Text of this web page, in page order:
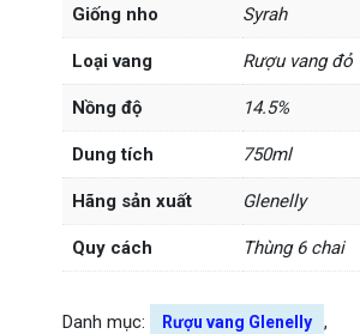
Giống nho Syrah
Loại vang Rượu vang đỏ
Nồng độ 14.5%
Dung tích 750ml
Hãng sản xuất Glenelly
Quy cách Thùng 6 chai
Danh mục: Rượu vang Glenelly ,